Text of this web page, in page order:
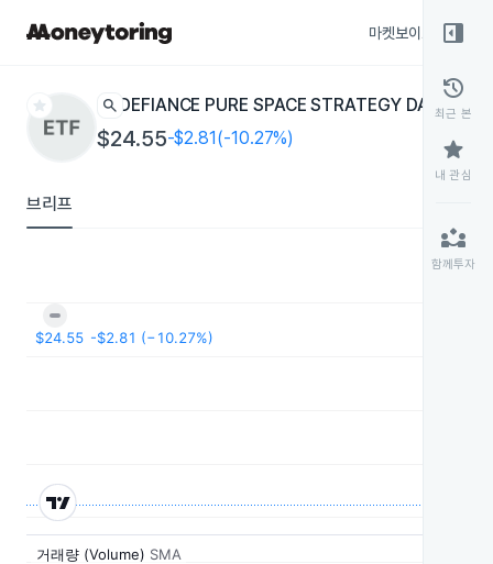
마켓보이스
star search DEFIANCE PURE SPACE STRATEGY DAILY 2X
$24.55-$2.81(-10.27%)
브리프
right_panel_open
history
최근 본
star
내 관심
partner_exchange
함께투자